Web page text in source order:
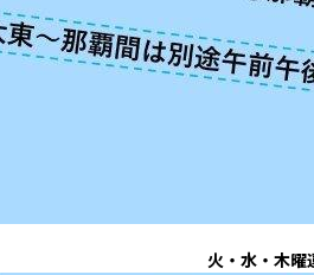
火・水・木曜